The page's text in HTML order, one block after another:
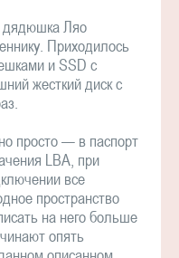
дядюшка Ляо
Приходилось
и SSD с
жесткий диск с
просто — в паспорт
LBA, при
все
пространство
на него больше
опять